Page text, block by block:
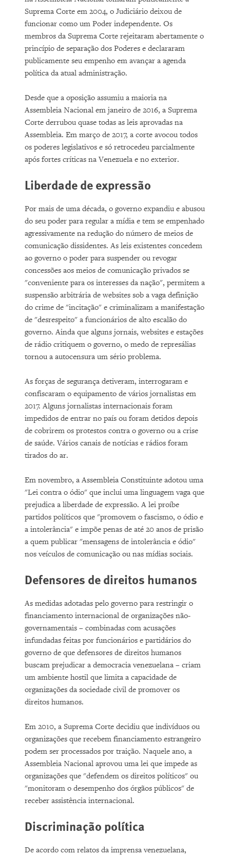
Suprema Corte em 2004, o Judiciário deixou de
funcionar como um Poder independente. Os
membros da Suprema Corte rejeitaram abertamente o
princípio de separação dos Poderes e declararam
publicamente seu empenho em avançar a agenda
política da atual administração.
Desde que a oposição assumiu a maioria na
Assembleia Nacional em janeiro de 2016, a Suprema
Corte derrubou quase todas as leis aprovadas na
Assembleia. Em março de 2017, a corte avocou todos
os poderes legislativos e só retrocedeu parcialmente
após fortes críticas na Venezuela e no exterior.
Liberdade de expressão
Por mais de uma década, o governo expandiu e abusou
do seu poder para regular a mídia e tem se empenhado
agressivamente na redução do número de meios de
comunicação dissidentes. As leis existentes concedem
ao governo o poder para suspender ou revogar
concessões aos meios de comunicação privados se
"conveniente para os interesses da nação", permitem a
suspensão arbitrária de websites sob a vaga definição
do crime de "incitação" e criminalizam a manifestação
de "desrespeito" a funcionários de alto escalão do
governo. Ainda que alguns jornais, websites e estações
de rádio critiquem o governo, o medo de represálias
tornou a autocensura um sério problema.
As forças de segurança detiveram, interrogaram e
confiscaram o equipamento de vários jornalistas em
2017. Alguns jornalistas internacionais foram
impedidos de entrar no país ou foram detidos depois
de cobrirem os protestos contra o governo ou a crise
de saúde. Vários canais de notícias e rádios foram
tirados do ar.
Em novembro, a Assembleia Constituinte adotou uma
"Lei contra o ódio" que inclui uma linguagem vaga que
prejudica a liberdade de expressão. A lei proíbe
partidos políticos que "promovem o fascismo, o ódio e
a intolerância" e impõe penas de até 20 anos de prisão
a quem publicar "mensagens de intolerância e ódio"
nos veículos de comunicação ou nas mídias sociais.
Defensores de direitos humanos
As medidas adotadas pelo governo para restringir o
financiamento internacional de organizações não-
governamentais – combinadas com acusações
infundadas feitas por funcionários e partidários do
governo de que defensores de direitos humanos
buscam prejudicar a democracia venezuelana – criam
um ambiente hostil que limita a capacidade de
organizações da sociedade civil de promover os
direitos humanos.
Em 2010, a Suprema Corte decidiu que indivíduos ou
organizações que recebem financiamento estrangeiro
podem ser processados ​​por traição. Naquele ano, a
Assembleia Nacional aprovou uma lei que impede as
organizações que "defendem os direitos políticos" ou
"monitoram o desempenho dos órgãos públicos" de
receber assistência internacional.
Discriminação política
De acordo com relatos da imprensa venezuelana,